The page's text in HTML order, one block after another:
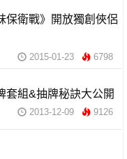
保衛戰》開放獨創俠侶
2015-01-23 6798
套組&抽牌秘訣大公開
2013-12-09 9126